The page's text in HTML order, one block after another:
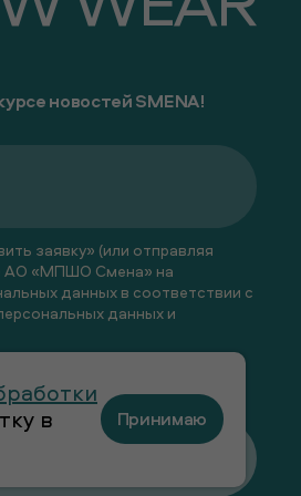
новостей SMENA!
заявку» (или отправляя
АО «МПШО Смена» на
данных в соответствии с
данных и
в
Принимаю